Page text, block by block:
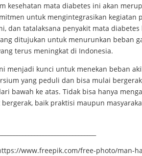
kesehatan mata diabetes ini akan
untuk mengintegrasikan kegiatan
dan tatalaksana penyakit mata
ditujukan untuk menurunkan beban
terus meningkat di Indonesia.
menjadi kunci untuk menekan beban
yang peduli dan bisa mulai
bawah ke atas. Tidak bisa hanya
baik praktisi maupun
www.freepik.com/free-photo/man-